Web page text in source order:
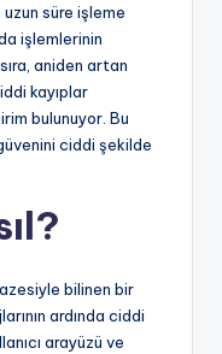
süre işleme
işlemlerinin
aniden artan
kayıplar
bulunuyor. Bu
ciddi şekilde
bilinen bir
ardında ciddi
arayüzü ve